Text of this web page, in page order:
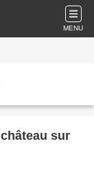
MENU
sur